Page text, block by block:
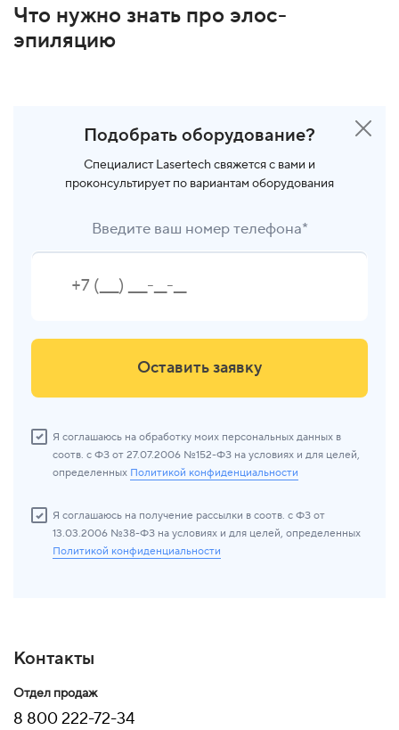
Что нужно знать про элос-
эпиляцию
Подобрать оборудование?
Специалист Lasertech свяжется с вами и
проконсультирует по вариантам оборудования
Введите ваш номер телефона*
Оставить заявку
Я соглашаюсь на обработку моих персональных данных в
соотв. с ФЗ от 27.07.2006 №152-ФЗ на условиях и для целей,
определенных Политикой конфиденциальности
Я соглашаюсь на получение рассылки в соотв. с ФЗ от
13.03.2006 №38-ФЗ на условиях и для целей, определенных
Политикой конфиденциальности
Контакты
Отдел продаж
8 800 222-72-34